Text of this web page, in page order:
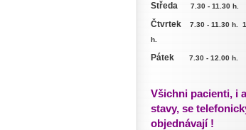
Středa 7.30 - 11.30 h.
Čtvrtek 7.30 - 11.30 h.
h.
Pátek 7.30 - 12.00 h.
Všichni pacienti, i
stavy, se
objednávají !